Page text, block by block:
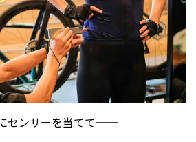
センサーを当てて──